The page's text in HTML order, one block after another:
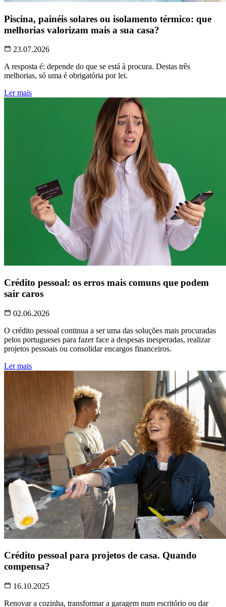
Piscina, painéis solares ou isolamento térmico: que
melhorias valorizam mais a sua casa?
23.07.2026
A resposta é: depende do que se está à procura. Destas três
melhorias, só uma é obrigatória por lei.
Ler mais
Crédito pessoal: os erros mais comuns que podem
sair caros
02.06.2026
O crédito pessoal continua a ser uma das soluções mais procuradas
pelos portugueses para fazer face a despesas inesperadas, realizar
projetos pessoais ou consolidar encargos financeiros.
Ler mais
Crédito pessoal para projetos de casa. Quando
compensa?
16.10.2025
Renovar a cozinha, transformar a garagem num escritório ou dar